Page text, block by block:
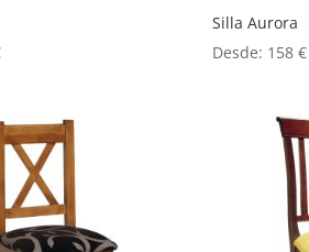
Silla Aurora
Desde: 158€